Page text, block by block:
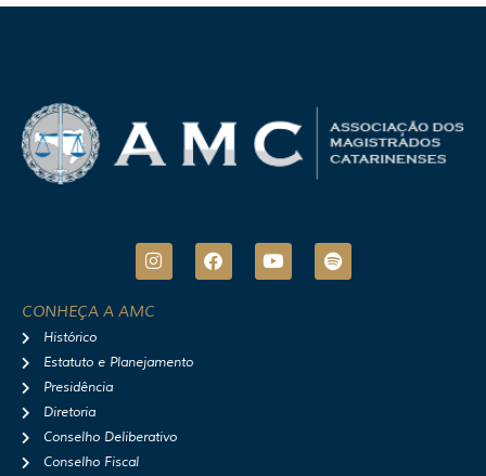
I
n
t
r
F
a
Y
o
S
p
CONHEÇA A AMC
Histórico
Estatuto e Planejamento
Presidência
Diretoria
Conselho Deliberativo
Conselho Fiscal